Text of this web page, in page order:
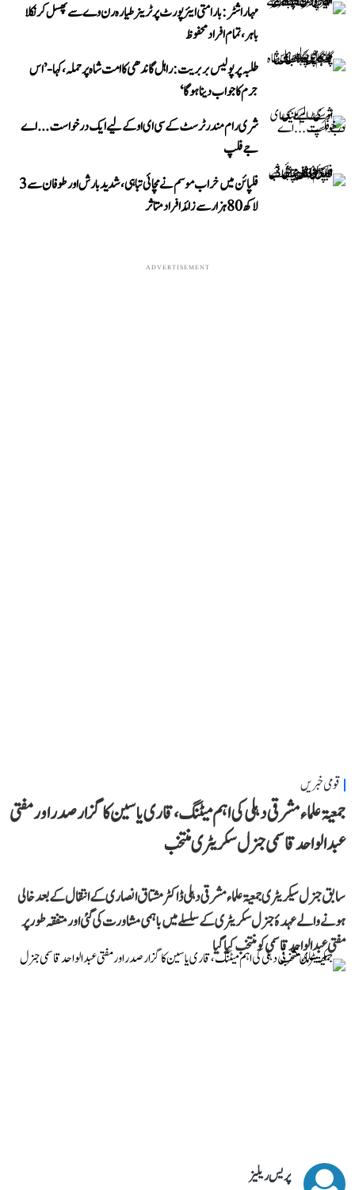
مہاراشٹر: بارامتی ایئرپورٹ پر ٹرینر طیارہ رن وے سے پھسل کر نکلا
باہر، تمام افراد محفوظ
طلبہ پر پولیس بربریت: راہل گاندھی کا امت شاہ پر حملہ، کہا- ’اس
جرم کا جواب دینا ہوگا‘
شری رام مندر ٹرسٹ کے سی ای او کے لیے ایک درخواست...اے
جے فلپ
فلپائن میں خراب موسم نے مچائی تباہی، شدید بارش اور طوفان سے 3
لاکھ 80 ہزار سے زائد افراد متاثر
ADVERTISEMENT
قومی خبریں
جمعیۃ علماء مشرقی دہلی کی اہم میٹنگ، قاری یاسین کا گزار صدر اور مفتی
عبد الواحد قاسمی جنرل سکریٹری منتخب
سابق جنرل سیکریٹری جمعیۃ علماء مشرقی دہلی ڈاکٹر مشتاق انصاری کے انتقال کے بعد خالی
ہونے والے عہدۂ جنرل سکریٹری کے سلسلے میں باہمی مشاورت کی گئی اور متفقہ طور پر
مفتی عبد الواحد قاسمی کو منتخب کیا گیا
پریس ریلیز